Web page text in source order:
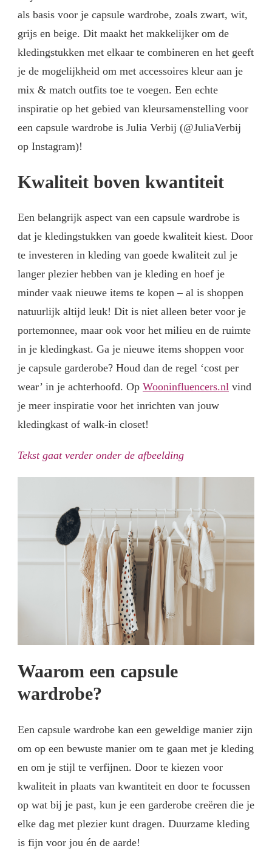
als basis voor je capsule wardrobe, zoals zwart, wit,
grijs en beige. Dit maakt het makkelijker om de
kledingstukken met elkaar te combineren en het geeft
je de mogelijkheid om met accessoires kleur aan je
mix & match outfits toe te voegen. Een echte
inspiratie op het gebied van kleursamenstelling voor
een capsule wardrobe is Julia Verbij (@JuliaVerbij
op Instagram)!
Kwaliteit boven kwantiteit
Een belangrijk aspect van een capsule wardrobe is
dat je kledingstukken van goede kwaliteit kiest. Door
te investeren in kleding van goede kwaliteit zul je
langer plezier hebben van je kleding en hoef je
minder vaak nieuwe items te kopen – al is shoppen
natuurlijk altijd leuk! Dit is niet alleen beter voor je
portemonnee, maar ook voor het milieu en de ruimte
in je kledingkast. Ga je nieuwe items shoppen voor
je capsule garderobe? Houd dan de regel ‘cost per
wear’ in je achterhoofd. Op Wooninfluencers.nl vind
je meer inspiratie voor het inrichten van jouw
kledingkast of walk-in closet!
Tekst gaat verder onder de afbeelding
Waarom een capsule
wardrobe?
Een capsule wardrobe kan een geweldige manier zijn
om op een bewuste manier om te gaan met je kleding
en om je stijl te verfijnen. Door te kiezen voor
kwaliteit in plaats van kwantiteit en door te focussen
op wat bij je past, kun je een garderobe creëren die je
elke dag met plezier kunt dragen. Duurzame kleding
is fijn voor jou én de aarde!